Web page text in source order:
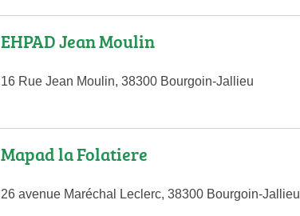
EHPAD Jean Moulin
16 Rue Jean Moulin, 38300 Bourgoin-Jallieu
Mapad la Folatiere
26 avenue Maréchal Leclerc, 38300 Bourgoin-Jallieu